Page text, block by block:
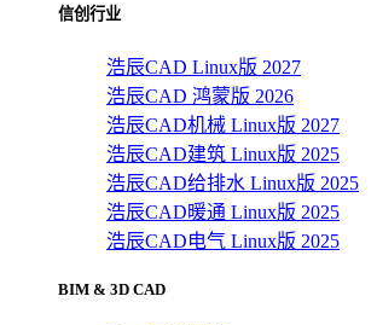
信创行业
浩辰CAD Linux版 2027
浩辰CAD 鸿蒙版 2026
浩辰CAD机械 Linux版 2027
浩辰CAD建筑 Linux版 2025
浩辰CAD给排水 Linux版 2025
浩辰CAD暖通 Linux版 2025
浩辰CAD电气 Linux版 2025
BIM & 3D CAD